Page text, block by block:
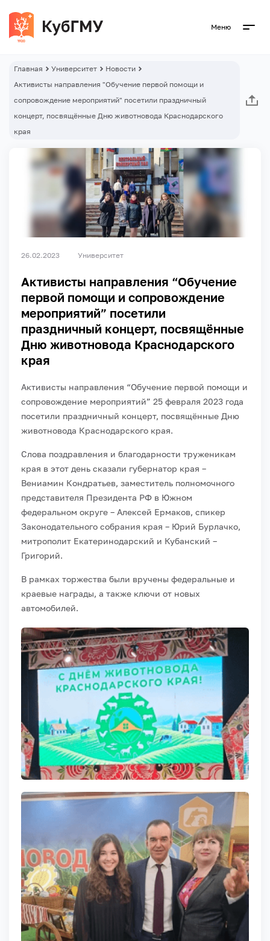
Меню
Главная Университет
Новости
Активисты направления "Обучение первой помощи и
сопровождение мероприятий" посетили праздничный
концерт, посвящённые Дню животновода Краснодарского
края
26.02.2023 Университет
Активисты направления “Обучение
первой помощи и сопровождение
мероприятий” посетили
праздничный концерт, посвящённые
Дню животновода Краснодарского
края
Активисты направления “Обучение первой помощи и
сопровождение мероприятий” 25 февраля 2023 года
посетили праздничный концерт, посвящённые Дню
животновода Краснодарского края.
Слова поздравления и благодарности труженикам
края в этот день сказали губернатор края –
Вениамин Кондратьев, заместитель полномочного
представителя Президента РФ в Южном
федеральном округе – Алексей Ермаков, спикер
Законодательного собрания края – Юрий Бурлачко,
митрополит Екатеринодарский и Кубанский –
Григорий.
В рамках торжества были вручены федеральные и
краевые награды, а также ключи от новых
автомобилей.